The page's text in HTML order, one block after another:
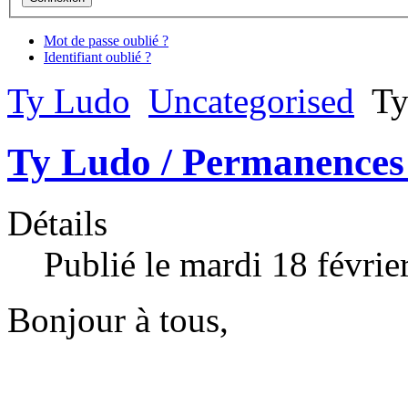
Mot de passe oublié ?
Identifiant oublié ?
Ty Ludo Uncategorised
Ty Ludo /
Détails
Publié le mardi 18
Bonjour à tous,